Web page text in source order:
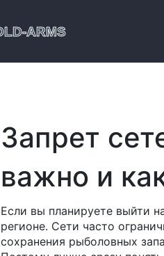
Запрет
важно и
Если вы планируете выйти
регионе. Сети часто
сохранения рыболовных